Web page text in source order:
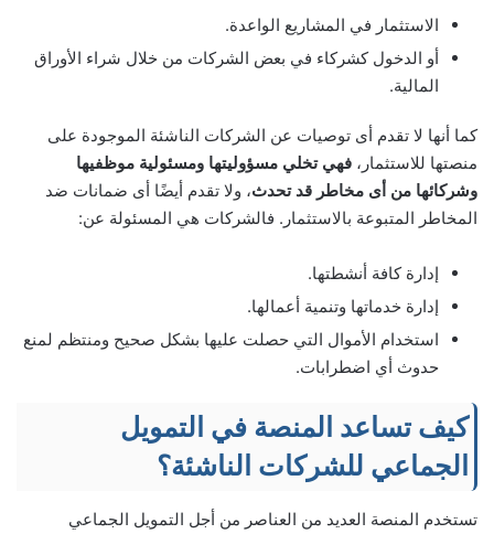
الاستثمار في المشاريع الواعدة.
أو الدخول كشركاء في بعض الشركات من خلال شراء الأوراق
المالية.
كما أنها لا تقدم أى توصيات عن الشركات الناشئة الموجودة على
منصتها للاستثمار، فهي تخلي مسؤوليتها ومسئولية موظفيها
وشركائها من أى مخاطر قد تحدث، ولا تقدم أيضًا أى ضمانات ضد
المخاطر المتبوعة بالاستثمار. فالشركات هي المسئولة عن:
إدارة كافة أنشطتها.
إدارة خدماتها وتنمية أعمالها.
استخدام الأموال التي حصلت عليها بشكل صحيح ومنتظم لمنع
حدوث أي اضطرابات.
كيف تساعد المنصة في التمويل
الجماعي للشركات الناشئة؟
تستخدم المنصة العديد من العناصر من أجل التمويل الجماعي